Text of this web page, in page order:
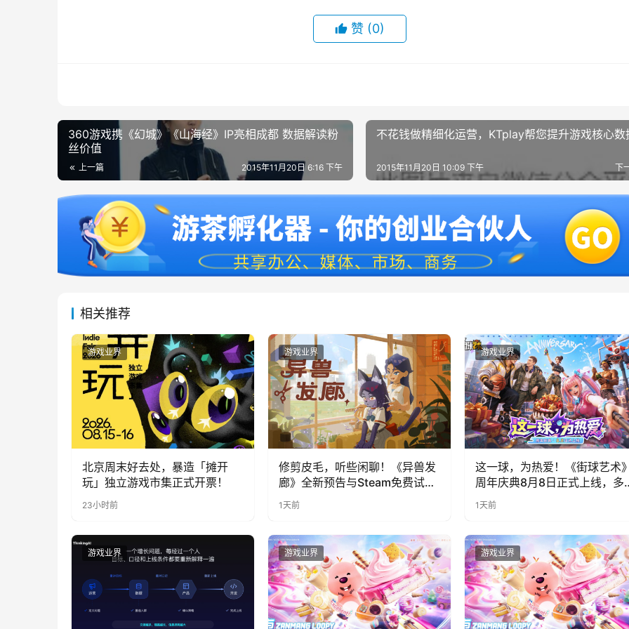
赞 (0)
360游戏携《幻城》《山海经》IP亮相成都 数据解读粉
丝价值
上一篇 2015年11月20日 6:16 下午
不花钱做精细化运营，KTplay帮您提升游戏核心数
下
2015年11月20日 10:09 下午
相关推荐
游戏业界
北京周末好去处，暴造「摊开
玩」独立游戏市集正式开票！
23小时前
游戏业界
修剪皮毛，听些闲聊！《异兽发
廊》全新预告与Steam免费试玩
公开
1天前
游戏业界
这一球，为热爱！《街球艺术
周年庆典8月8日正式上线，多
福利与全新内容同步开启
1天前
游戏业界 游戏业界 游戏业界